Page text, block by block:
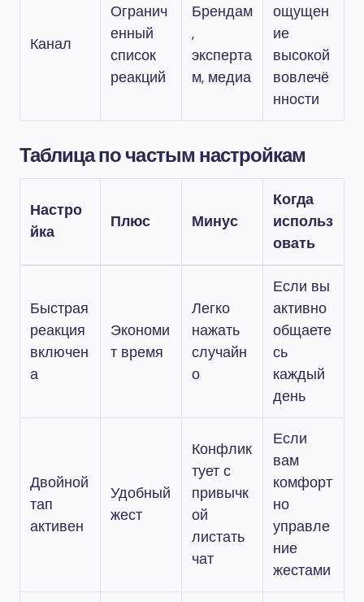
Канал
Огранич
енный
список
реакций
Брендам
,
эксперта
м, медиа
ощущен
ие
высокой
вовлечё
нности
Таблица по частым настройкам
Настро
йка
Плюс Минус
Когда
использ
овать
Быстрая
реакция
включен
а
Экономи
т время
Легко
нажать
случайн
о
Если вы
активно
общаете
сь
каждый
день
Двойной
тап
активен
Удобный
жест
Конфлик
тует с
привычк
ой
листать
чат
Если
вам
комфорт
но
управле
ние
жестами